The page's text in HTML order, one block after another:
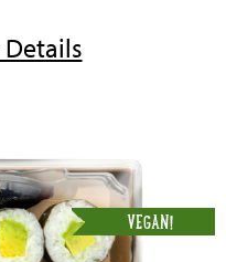
VEGAN!